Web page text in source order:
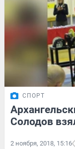
СПОРТ
Солодов
2 ноября, 2018, 15:16